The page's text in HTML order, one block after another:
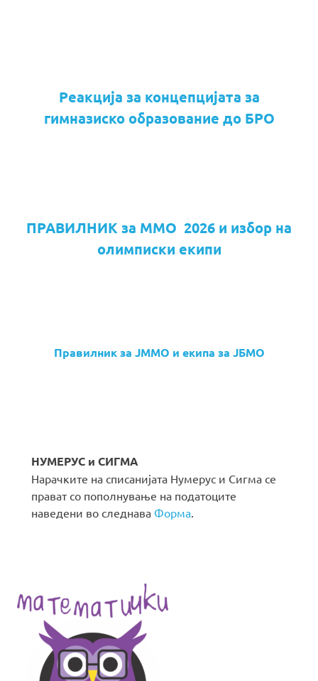
Реакција за концепцијата за
гимназиско образование до БРО
ПРАВИЛНИК за ММО 2026 и избор на
олимписки екипи
Правилник за ЈММО и екипа за ЈБМО
НУМЕРУС и СИГМА
Нарачките на списанијата Нумерус и Сигма се
прават со пополнување на податоците
наведени во следнава Форма